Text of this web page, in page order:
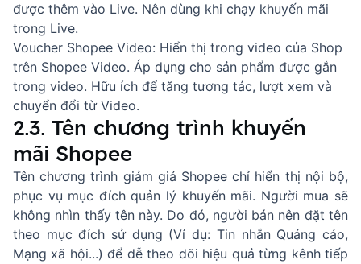
được thêm vào Live. Nên dùng khi chạy khuyến mãi
trong Live.
Voucher Shopee Video: Hiển thị trong video của Shop
trên Shopee Video. Áp dụng cho sản phẩm được gắn
trong video. Hữu ích để tăng tương tác, lượt xem và
chuyển đổi từ Video.
2.3. Tên chương trình khuyến
mãi Shopee
Tên chương trình giảm giá Shopee chỉ hiển thị nội bộ,
phục vụ mục đích quản lý khuyến mãi. Người mua sẽ
không nhìn thấy tên này. Do đó, người bán nên đặt tên
theo mục đích sử dụng (Ví dụ: Tin nhắn Quảng cáo,
Mạng xã hội...) để dễ theo dõi hiệu quả từng kênh tiếp